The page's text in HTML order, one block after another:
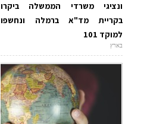
ונציגי משרדי הממשלה ביקרו
בקריית מד"א ברמלה ונחשפו
למוקד 101
בארץ